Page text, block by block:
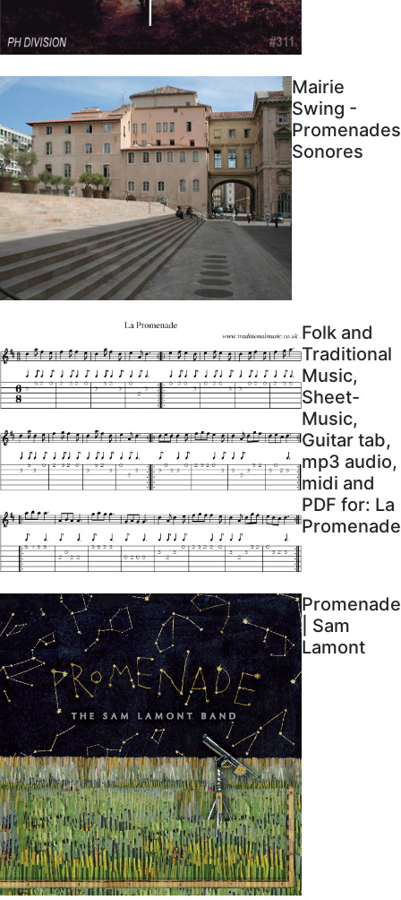
Mairie
Swing -
Promenades
Sonores
Folk and
Traditional
Music,
Sheet-
Music,
Guitar tab,
mp3 audio,
midi and
PDF for: La
Promenade
Promenade
| Sam
Lamont